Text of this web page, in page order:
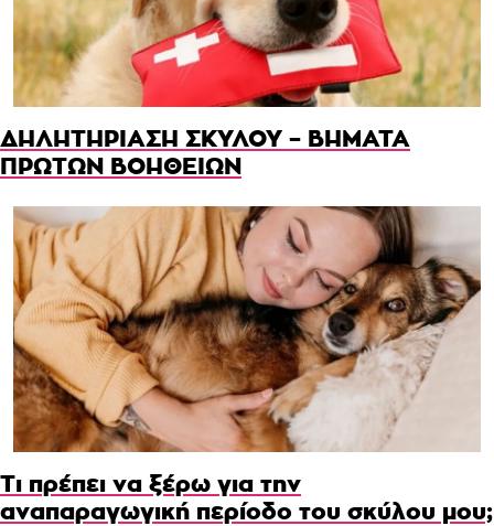
ΔΗΛΗΤΗΡΙΑΣΗ ΣΚΥΛΟΥ – ΒΗΜΑΤΑ
ΠΡΩΤΩΝ ΒΟΗΘΕΙΩΝ
Τι πρέπει να ξέρω για την
αναπαραγωγική περίοδο του σκύλου μου;